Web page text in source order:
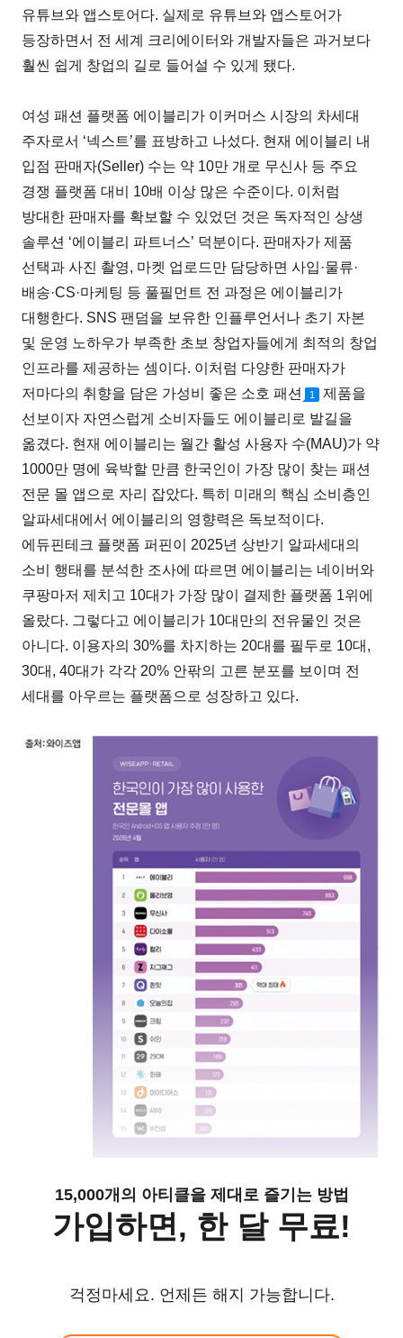
유튜브와 앱스토어다. 실제로 유튜브와 앱스토어가
등장하면서 전 세계 크리에이터와 개발자들은 과거보다
훨씬 쉽게 창업의 길로 들어설 수 있게 됐다.
여성 패션 플랫폼 에이블리가 이커머스 시장의 차세대
주자로서 ‘넥스트’를 표방하고 나섰다. 현재 에이블리 내
입점 판매자(Seller) 수는 약 10만 개로 무신사 등 주요
경쟁 플랫폼 대비 10배 이상 많은 수준이다. 이처럼
방대한 판매자를 확보할 수 있었던 것은 독자적인 상생
솔루션 ‘에이블리 파트너스’ 덕분이다. 판매자가 제품
선택과 사진 촬영, 마켓 업로드만 담당하면 사입·물류·
배송·CS·마케팅 등 풀필먼트 전 과정은 에이블리가
대행한다. SNS 팬덤을 보유한 인플루언서나 초기 자본
및 운영 노하우가 부족한 초보 창업자들에게 최적의 창업
인프라를 제공하는 셈이다. 이처럼 다양한 판매자가
저마다의 취향을 담은 가성비 좋은 소호 패션
1
제품을
선보이자 자연스럽게 소비자들도 에이블리로 발길을
옮겼다. 현재 에이블리는 월간 활성 사용자 수(MAU)가 약
1000만 명에 육박할 만큼 한국인이 가장 많이 찾는 패션
전문 몰 앱으로 자리 잡았다. 특히 미래의 핵심 소비층인
알파세대에서 에이블리의 영향력은 독보적이다.
에듀핀테크 플랫폼 퍼핀이 2025년 상반기 알파세대의
소비 행태를 분석한 조사에 따르면 에이블리는 네이버와
쿠팡마저 제치고 10대가 가장 많이 결제한 플랫폼 1위에
올랐다. 그렇다고 에이블리가 10대만의 전유물인 것은
아니다. 이용자의 30%를 차지하는 20대를 필두로 10대,
30대, 40대가 각각 20% 안팎의 고른 분포를 보이며 전
세대를 아우르는 플랫폼으로 성장하고 있다.
15,000개의 아티클을 제대로 즐기는 방법
가입하면, 한 달 무료!
걱정마세요. 언제든 해지 가능합니다.